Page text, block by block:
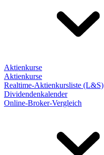
Aktienkurse
Aktienkurse
Realtime-Aktienkursliste (L&S)
Dividendenkalender
Online-Broker-Vergleich